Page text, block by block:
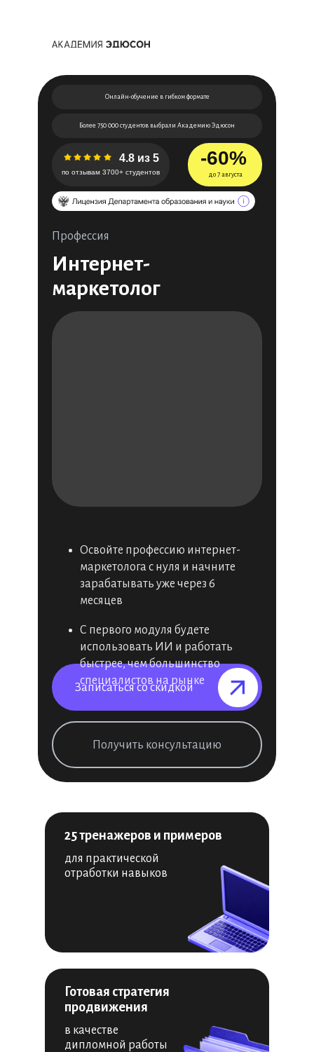
Интернет-
маркетолог
Профессия
Записаться со скидкой⠀⠀⠀⠀⠀
Онлайн-обучение в гибком формате
Более 750 000 студентов выбрали Академию Эдюсон
Освойте профессию интернет-
маркетолога с нуля и начните
зарабатывать уже через 6
месяцев
С первого модуля будете
использовать ИИ и работать
быстрее, чем большинство
специалистов на рынке
-60%
до 7 августа
4.8 из 5
по отзывам 3700+ студентов
Получить консультацию
25 тренажеров и примеров
для практической
отработки навыков
Готовая стратегия
продвижения
в качестве
дипломной работы